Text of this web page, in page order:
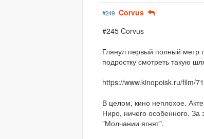
#249 Corvus
#245 Corvus
Глянул первый полный метр
подростку смотреть такую
https://www.kinopoisk.ru/film/
В целом, кино неплохое.
Ниро, ничего особенного.
"Молчании ягнят".